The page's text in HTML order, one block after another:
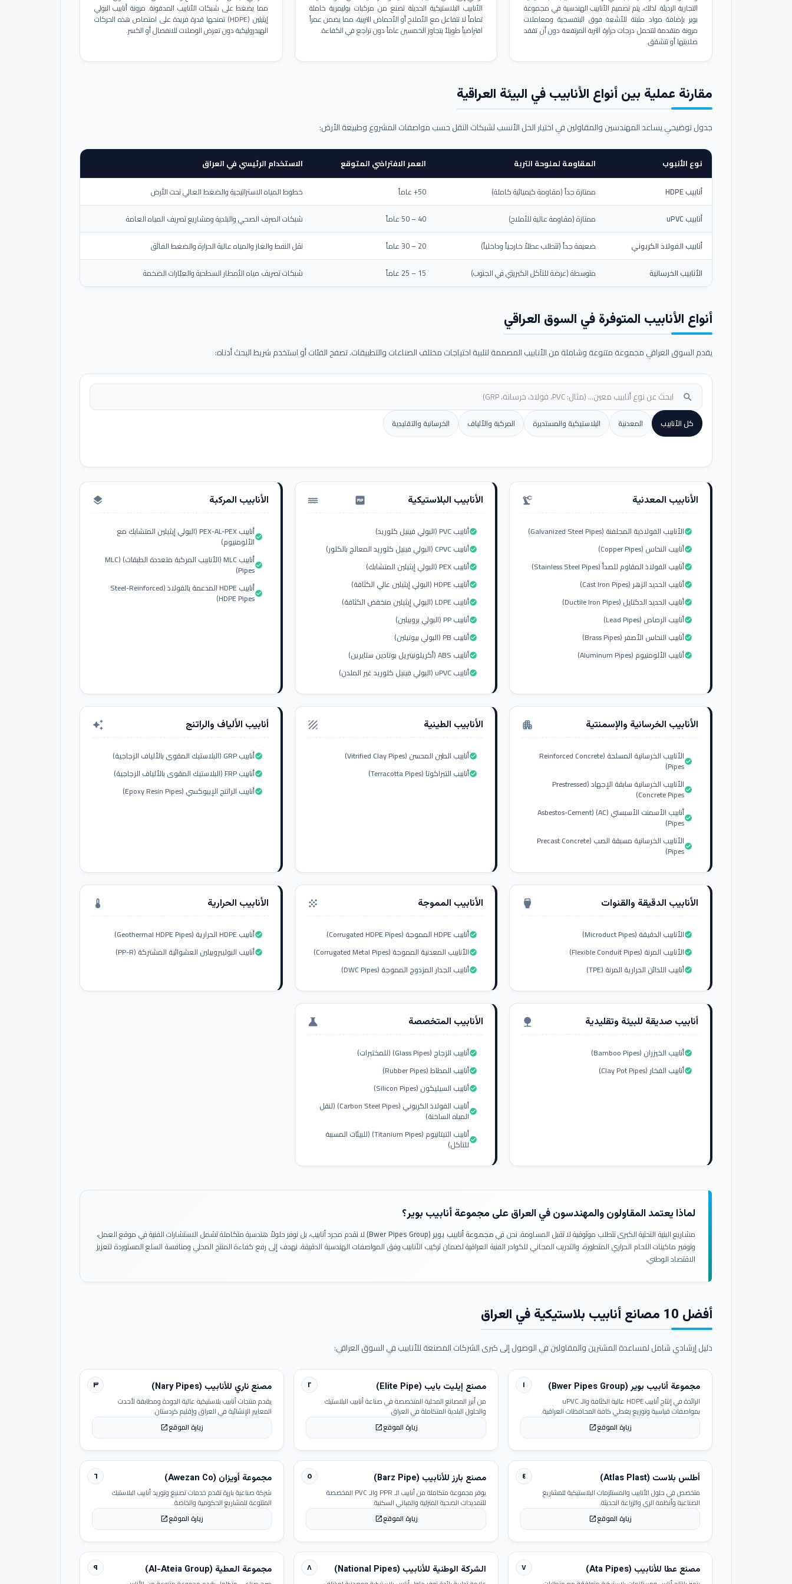
التجارية الرديئة. لذلك، يتم تصميم الأنابيب الهندسية في مجموعة
بوير بإضافة مواد مثبتة للأشعة فوق البنفسجية ومعاملات
مرونة متقدمة لتتحمل درجات حرارة التربة المرتفعة دون أن تفقد
صلابتها أو تتشقق.
الأنابيب البلاستيكية الحديثة تصنع من مركبات بوليمرية خاملة
تماماً لا تتفاعل مع الأملاح أو الأحماض التربية، مما يضمن عمراً
افتراضياً طويلاً يتجاوز الخمسين عاماً دون تراجع في الكفاءة.
مما يضغط على شبكات الأنابيب المدفونة. مرونة أنابيب البولي
إيثيلين (HDPE) تمنحها قدرة فريدة على امتصاص هذه الحركات
الهيدروليكية دون تعرض الوصلات للانفصال أو الكسر.
مقارنة عملية بين أنواع الأنابيب في البيئة العراقية
جدول توضيحي يساعد المهندسين والمقاولين في اختيار الحل الأنسب لشبكات النقل حسب مواصفات المشروع وطبيعة الأرض:
نوع الأنبوب المقاومة لملوحة التربة العمر الافتراضي المتوقع الاستخدام الرئيسي في العراق
أنابيب HDPE ممتازة جداً (مقاومة كيميائية كاملة) 50+ عاماً
خطوط المياه الاستراتيجية والضغط العالي تحت الأرض
أنابيب uPVC
ممتازة (مقاومة عالية للأملاح) 40 – 50 عاماً
شبكات الصرف الصحي والبلدية ومشاريع تصريف المياه العامة
أنابيب الفولاذ الكربوني
ضعيفة جداً (تتطلب عطلاً خارجياً وداخلياً) 20 – 30 عاماً
نقل النفط والغاز والمياه عالية الحرارة والضغط الفائق
الأنابيب الخرسانية
متوسطة (عرضة للتآكل الكبريتي في الجنوب) 15 – 25 عاماً شبكات تصريف مياه الأمطار السطحية والعبّارات الضخمة
أنواع الأنابيب المتوفرة في السوق العراقي
يقدم السوق العراقي مجموعة متنوعة وشاملة من الأنابيب المصممة لتلبية احتياجات مختلف الصناعات والتطبيقات. تصفح الفئات أو استخدم شريط البحث أدناه:
search
كل الأنابيب المعدنية البلاستيكية والمستديرة المركبة والألياف الخرسانية والتقليدية
الأنابيب المعدنية precision_manufacturing
الأنابيب الفولاذية المجلفنة (Galvanized Steel Pipes)check_circle
أنابيب النحاس (Copper Pipes)check_circle
أنابيب الفولاذ المقاوم للصدأ (Stainless Steel Pipes)check_circle
أنابيب الحديد الزهر (Cast Iron Pipes)check_circle
أنابيب الحديد الدكتايل (Ductile Iron Pipes)check_circle
أنابيب الرصاص (Lead Pipes)check_circle
أنابيب النحاس الأصفر (Brass Pipes)check_circle
أنابيب الألومنيوم (Aluminum Pipes)check_circle
الأنابيب البلاستيكية water_pump
أنابيب PVC (البولي فينيل كلوريد)check_circle
أنابيب CPVC (البولي فينيل كلوريد المعالج بالكلور)check_circle
أنابيب PEX (البولي إيثيلين المتشابك)check_circle
أنابيب HDPE (البولي إيثيلين عالي الكثافة)check_circle
أنابيب LDPE (البولي إيثيلين منخفض الكثافة)check_circle
أنابيب PP (البولي بروبيلين)check_circle
أنابيب PB (البولي بيوتيلين)check_circle
أنابيب ABS (أكريلونيتريل بوتادين ستايرين)check_circle
أنابيب uPVC (البولي فينيل كلوريد غير الملدن)check_circle
الأنابيب المركبة layers
أنابيب PEX-AL-PEX (البولي إيثيلين المتشابك مع
الألومنيوم)check_circle
أنابيب MLC (الأنابيب المركبة متعددة الطبقات) (MLC
Pipes)check_circle
أنابيب HDPE المدعمة بالفولاذ (Steel-Reinforced
HDPE Pipes)check_circle
الأنابيب الخرسانية والإسمنتية apartment
الأنابيب الخرسانية المسلحة (Reinforced Concrete
Pipes)check_circle
الأنابيب الخرسانية سابقة الإجهاد (Prestressed
Concrete Pipes)check_circle
أنابيب الأسمنت الأسبستي (AC) (Asbestos-Cement
Pipes)check_circle
الأنابيب الخرسانية مسبقة الصب (Precast Concrete
Pipes)check_circle
الأنابيب الطينية texture
أنابيب الطين المحسن (Vitrified Clay Pipes)check_circle
أنابيب التيراكوتا (Terracotta Pipes)check_circle
أنابيب الألياف والراتنج auto_awesome
أنابيب GRP (البلاستيك المقوى بالألياف الزجاجية)check_circle
أنابيب FRP (البلاستيك المقوى بالألياف الزجاجية)check_circle
أنابيب الراتنج الإيبوكسي (Epoxy Resin Pipes)check_circle
الأنابيب الدقيقة والقنوات settings_input_hdmi
الأنابيب الدقيقة (Microduct Pipes)check_circle
الأنابيب المرنة (Flexible Conduit Pipes)check_circle
أنابيب اللدائن الحرارية المرنة (TPE)check_circle
الأنابيب المموجة grain
أنابيب HDPE المموجة (Corrugated HDPE Pipes)check_circle
الأنابيب المعدنية المموجة (Corrugated Metal Pipes)check_circle
أنابيب الجدار المزدوج المموجة (DWC Pipes)check_circle
الأنابيب الحرارية thermostat
أنابيب HDPE الحرارية (Geothermal HDPE Pipes)check_circle
أنابيب البوليبروبيلين العشوائية المشتركة (PP-R)check_circle
أنابيب صديقة للبيئة وتقليدية nature
أنابيب الخيزران (Bamboo Pipes)check_circle
أنابيب الفخار (Clay Pot Pipes)check_circle
الأنابيب المتخصصة science
أنابيب الزجاج (Glass Pipes) (للمختبرات)check_circle
أنابيب المطاط (Rubber Pipes)check_circle
أنابيب السيليكون (Silicon Pipes)check_circle
أنابيب الفولاذ الكربوني (Carbon Steel Pipes) (لنقل
المياه الساخنة)check_circle
أنابيب التيتانيوم (Titanium Pipes) (للبيئات المسببة
للتآكل)check_circle
لماذا يعتمد المقاولون والمهندسون في العراق على مجموعة أنابيب بوير؟
مشاريع البنية التحتية الكبرى تتطلب موثوقية لا تقبل المساومة. نحن فيمجموعة أنابيب بوير (Bwer Pipes Group)
لا نقدم مجرد أنابيب، بل نوفر حلولاً هندسية متكاملة تشمل الاستشارات الفنية في موقع العمل،
وتوفير ماكينات اللحام الحراري المتطورة، والتدريب المجاني للكوادر الفنية العراقية لضمان تركيب الأنابيب وفق المواصفات الهندسية الدقيقة. نهدف إلى رفع كفاءة المنتج المحلي ومنافسة السلع المستوردة لتعزيز
الاقتصاد الوطني.
أفضل 10 مصانع أنابيب بلاستيكية في العراق
دليل إرشادي شامل لمساعدة المشترين والمقاولين في الوصول إلى كبرى الشركات المصنعة للأنابيب في السوق العراقي:
١ مجموعة أنابيب بوير (Bwer Pipes Group)
الرائدة في إنتاج أنابيب HDPE عالية الكثافة والـ uPVC
بمواصفات قياسية وتوزيع يغطي كافة المحافظات العراقية.
زيارة الموقعopen_in_new
٢ مصنع إيليت بايب (Elite Pipe)
من أبرز المصانع المحلية المتخصصة في صناعة أنابيب البلاستيك
والحلول البلدية المتكاملة في العراق.
زيارة الموقعopen_in_new
٣ مصنع ناري للأنابيب (Nary Pipes)
يقدم منتجات أنابيب بلاستيكية عالية الجودة ومطابقة لأحدث
المعايير الإنشائية في العراق وإقليم كردستان.
زيارة الموقعopen_in_new
٤ أطلس بلاست (Atlas Plast)
متخصص في حلول الأنابيب والمستلزمات البلاستيكية للمشاريع
الصناعية وأنظمة الري والزراعة الحديثة.
زيارة الموقعopen_in_new
٥ مصنع بارز للأنابيب (Barz Pipe)
يوفر مجموعة متكاملة من أنابيب الـ PPR والـ PVC المخصصة
للتمديدات الصحية المنزلية والمباني السكنية.
زيارة الموقعopen_in_new
٦ مجموعة أويزان (Awezan Co)
شركة صناعية بارزة تقدم خدمات تصنيع وتوريد أنابيب البلاستيك
المتنوعة للمشاريع الحكومية والخاصة.
زيارة الموقعopen_in_new
٧ مصنع عطا للأنابيب (Ata Pipes) ٨ الشركة الوطنية للأنابيب (National Pipes) ٩ مجموعة العطية (Al-Ateia Group)